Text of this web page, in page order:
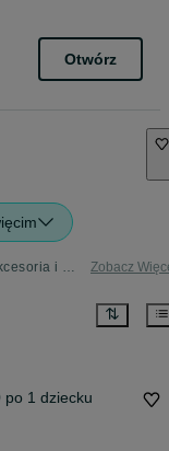
Otwórz
Wszystko dla dziecka - Oświęcim - artykuły, akcesoria i zabawki dla dzieci w Twojej okolicy Zobacz
po 1 dziecku